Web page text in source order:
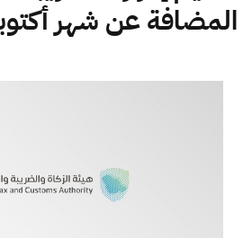
بحث بحث AI
اقتراحات
المضافة عن شهر